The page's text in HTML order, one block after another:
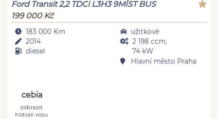
Ford Transit 2,2 TDCi L3H3 9MÍST BUS
199 000 Kč
183 000 Km
2014
diesel
užitkové
2 198 ccm,
74 kW
Hlavní město Praha
cebia
zobrazit
historii vozu